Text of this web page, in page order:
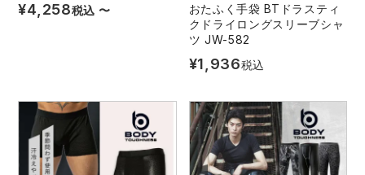
¥4,258税込 〜
おたふく手袋 BTドラスティ
クドライロングスリーブシャ
ツ JW-582
¥1,936税込